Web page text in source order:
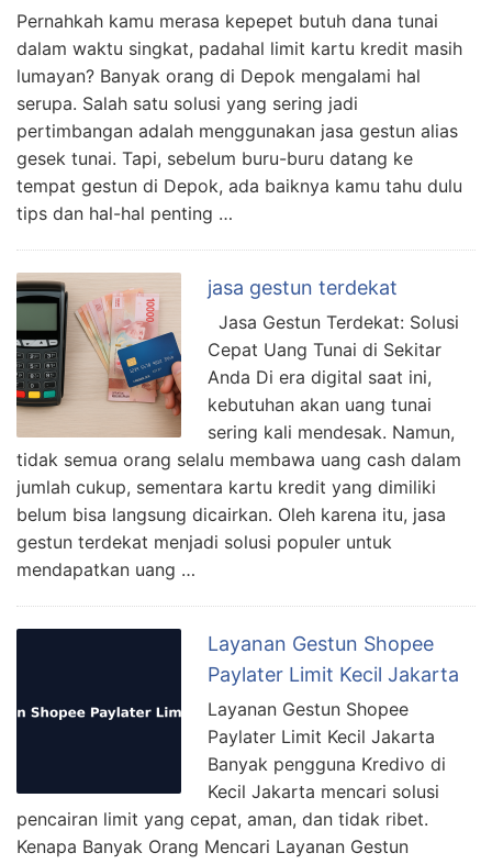
Pernahkah kamu merasa kepepet butuh dana tunai
dalam waktu singkat, padahal limit kartu kredit masih
lumayan? Banyak orang di Depok mengalami hal
serupa. Salah satu solusi yang sering jadi
pertimbangan adalah menggunakan jasa gestun alias
gesek tunai. Tapi, sebelum buru-buru datang ke
tempat gestun di Depok, ada baiknya kamu tahu dulu
tips dan hal-hal penting …
jasa gestun terdekat
Jasa Gestun Terdekat: Solusi
Cepat Uang Tunai di Sekitar
Anda Di era digital saat ini,
kebutuhan akan uang tunai
sering kali mendesak. Namun,
tidak semua orang selalu membawa uang cash dalam
jumlah cukup, sementara kartu kredit yang dimiliki
belum bisa langsung dicairkan. Oleh karena itu, jasa
gestun terdekat menjadi solusi populer untuk
mendapatkan uang …
Layanan Gestun Shopee
Paylater Limit Kecil Jakarta
Layanan Gestun Shopee
Paylater Limit Kecil Jakarta
Banyak pengguna Kredivo di
Kecil Jakarta mencari solusi
pencairan limit yang cepat, aman, dan tidak ribet.
Kenapa Banyak Orang Mencari Layanan Gestun